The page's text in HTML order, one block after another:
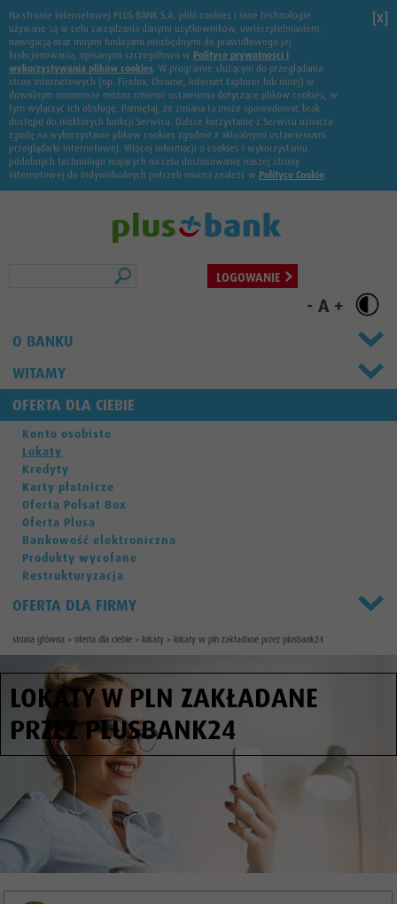
Na stronie internetowej PLUS BANK S.A. pliki cookies i inne technologie
używane są w celu zarządzania danymi użytkowników, uwierzytelnianiem,
nawigacją oraz innymi funkcjami niezbędnymi do prawidłowego jej
funkcjonowania, opisanymi szczegółowo w Polityce prywatności i
wykorzystywania plików cookies. W programie służącym do przeglądania
stron internetowych (np. Firefox, Chrome, Internet Explorer lub innej) w
dowolnym momencie można zmienić ustawienia dotyczące plików cookies, w
tym wyłączyć ich obsługę. Pamiętaj, że zmiana ta może spowodować brak
dostępu do niektórych funkcji Serwisu. Dalsze korzystanie z Serwisu oznacza
zgodę na wykorzystanie plików cookies zgodnie z aktualnymi ustawieniami
przeglądarki internetowej. Więcej informacji o cookies i wykorzystaniu
podobnych technologii mających na celu dostosowanie naszej strony
internetowej do indywidualnych potrzeb można znaleźć w Polityce Cookie.
[x]
+
A
-
LOGOWANIE
O BANKU
WITAMY
OFERTA DLA CIEBIE
Konto osobiste
Lokaty
Kredyty
Karty płatnicze
Oferta Polsat Box
Oferta Plusa
Bankowość elektroniczna
Produkty wycofane
Restrukturyzacja
OFERTA DLA FIRMY
strona główna > oferta dla ciebie > lokaty > lokaty w pln zakładane przez plusbank24
LOKATY W PLN ZAKŁADANE
PRZEZ PLUSBANK24